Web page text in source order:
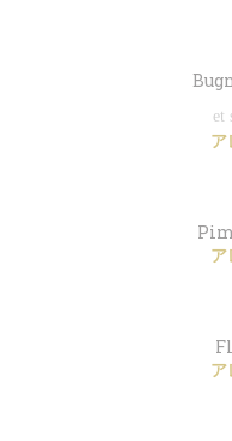
et
ア
ア
ア